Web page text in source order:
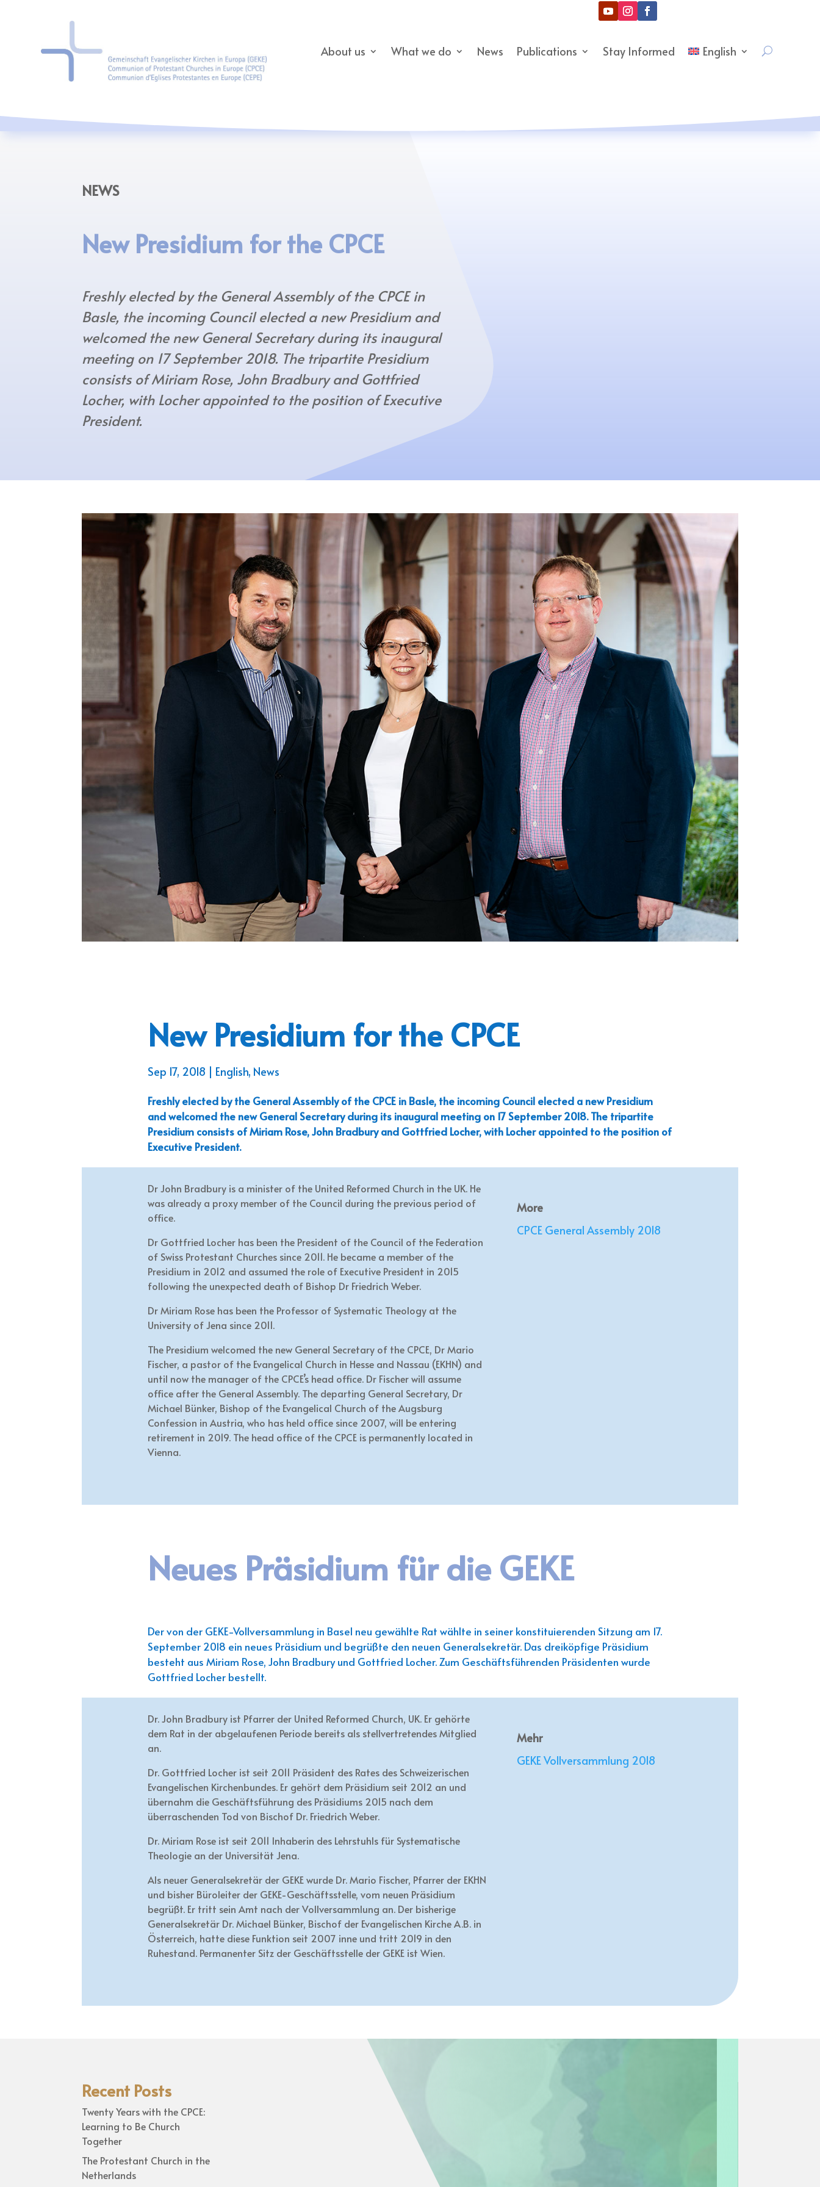
About us What we do News Publications Stay Informed English
NEWS
New Presidium for the CPCE
Freshly elected by the General Assembly of the CPCE in
Basle, the incoming Council elected a new Presidium and
welcomed the new General Secretary during its inaugural
meeting on 17 September 2018. The tripartite Presidium
consists of Miriam Rose, John Bradbury and Gottfried
Locher, with Locher appointed to the position of Executive
President.
New Presidium for the CPCE
Sep 17, 2018 English, News
Freshly elected by the General Assembly of the CPCE in Basle, the incoming Council elected a new Presidium
and welcomed the new General Secretary during its inaugural meeting on 17 September 2018. The tripartite
Presidium consists of Miriam Rose, John Bradbury and Gottfried Locher, with Locher appointed to the position of
Executive President.
Dr John Bradbury is a minister of the United Reformed Church in the UK. He
was already a proxy member of the Council during the previous period of
office.
Dr Gottfried Locher has been the President of the Council of the Federation
of Swiss Protestant Churches since 2011. He became a member of the
Presidium in 2012 and assumed the role of Executive President in 2015
following the unexpected death of Bishop Dr Friedrich Weber.
Dr Miriam Rose has been the Professor of Systematic Theology at the
University of Jena since 2011.
The Presidium welcomed the new General Secretary of the CPCE, Dr Mario
Fischer, a pastor of the Evangelical Church in Hesse and Nassau (EKHN) and
until now the manager of the CPCE’s head office. Dr Fischer will assume
office after the General Assembly. The departing General Secretary, Dr
Michael Bünker, Bishop of the Evangelical Church of the Augsburg
Confession in Austria, who has held office since 2007, will be entering
retirement in 2019. The head office of the CPCE is permanently located in
Vienna.
More
CPCE General Assembly 2018
Neues Präsidium für die GEKE
Der von der GEKE-Vollversammlung in Basel neu gewählte Rat wählte in seiner konstituierenden Sitzung am 17.
September 2018 ein neues Präsidium und begrüßte den neuen Generalsekretär. Das dreiköpfige Präsidium
besteht aus Miriam Rose, John Bradbury und Gottfried Locher. Zum Geschäftsführenden Präsidenten wurde
Gottfried Locher bestellt.
Dr. John Bradbury ist Pfarrer der United Reformed Church, UK. Er gehörte
dem Rat in der abgelaufenen Periode bereits als stellvertretendes Mitglied
an.
Dr. Gottfried Locher ist seit 2011 Präsident des Rates des Schweizerischen
Evangelischen Kirchenbundes. Er gehört dem Präsidium seit 2012 an und
übernahm die Geschäftsführung des Präsidiums 2015 nach dem
überraschenden Tod von Bischof Dr. Friedrich Weber.
Dr. Miriam Rose ist seit 2011 Inhaberin des Lehrstuhls für Systematische
Theologie an der Universität Jena.
Als neuer Generalsekretär der GEKE wurde Dr. Mario Fischer, Pfarrer der EKHN
und bisher Büroleiter der GEKE-Geschäftsstelle, vom neuen Präsidium
begrüßt. Er tritt sein Amt nach der Vollversammlung an. Der bisherige
Generalsekretär Dr. Michael Bünker, Bischof der Evangelischen Kirche A.B. in
Österreich, hatte diese Funktion seit 2007 inne und tritt 2019 in den
Ruhestand. Permanenter Sitz der Geschäftsstelle der GEKE ist Wien.
Mehr
GEKE Vollversammlung 2018
Recent Posts
Twenty Years with the CPCE:
Learning to Be Church
Together
The Protestant Church in the
Netherlands